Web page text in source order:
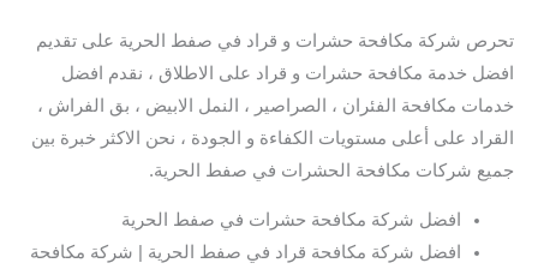
تحرص شركة مكافحة حشرات و قراد في صفط الحرية على تقديم
افضل خدمة مكافحة حشرات و قراد على الاطلاق ، نقدم افضل
خدمات مكافحة الفئران ، الصراصير ، النمل الابيض ، بق الفراش ،
القراد على أعلى مستويات الكفاءة و الجودة ، نحن الاكثر خبرة بين
جميع شركات مكافحة الحشرات في صفط الحرية.
افضل شركة مكافحة حشرات في صفط الحرية
افضل شركة مكافحة قراد في صفط الحرية | شركة مكافحة